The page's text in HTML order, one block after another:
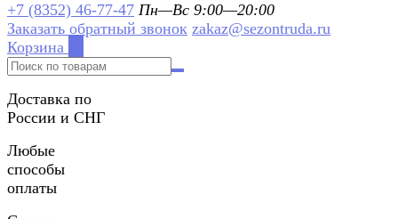
+7 (8352) 46-77-47 Пн—Вс 9:00—20:00
Заказать обратный звонок zakaz@sezontruda.ru
Корзина
Доставка по
России и СНГ
Любые
способы
оплаты